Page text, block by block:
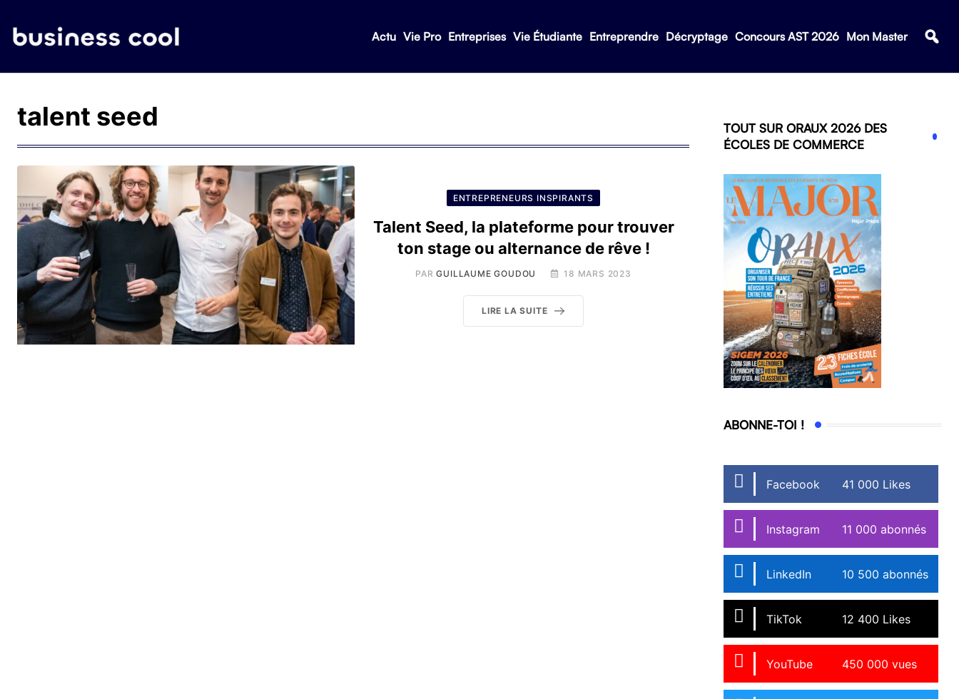
Actu Vie Pro Entreprises Vie Étudiante Entreprendre Décryptage Concours AST 2026 Mon Master
talent seed
ENTREPRENEURS INSPIRANTS
Talent Seed, la plateforme pour trouver
ton stage ou alternance de rêve !
PARGUILLAUME GOUDOU 18 MARS 2023
LIRE LA SUITE
TOUT SUR ORAUX 2026 DES
ÉCOLES DE COMMERCE
ABONNE-TOI !
Facebook 41 000 Likes
Instagram 11 000 abonnés
LinkedIn 10 500 abonnés
TikTok 12 400 Likes
YouTube 450 000 vues